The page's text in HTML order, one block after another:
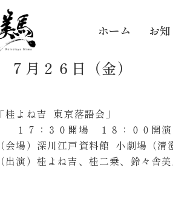
ホーム お
７月２６日（金）
「桂よね吉 東京落語会」
１７：３０開場 １８：００開演
（会場）深川江戸資料館 小劇場（清
（出演）桂よね吉、桂二乗、鈴々舎